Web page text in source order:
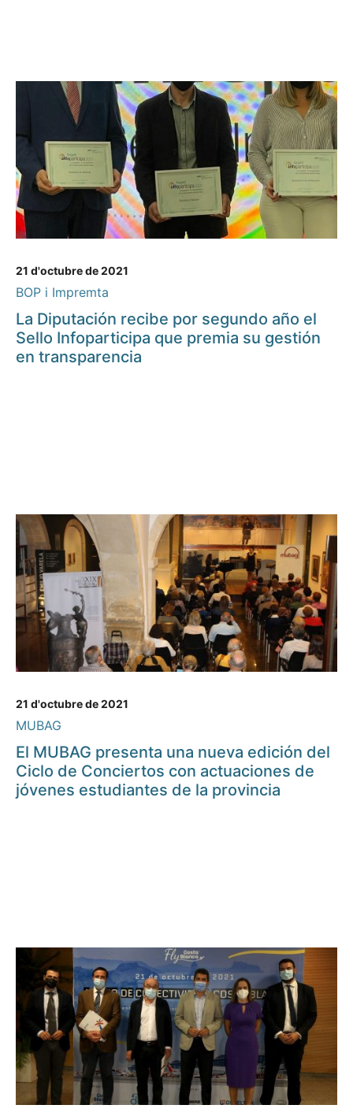
21 d'octubre de 2021
BOP i Impremta
La Diputación recibe por segundo año el
Sello Infoparticipa que premia su gestión
en transparencia
21 d'octubre de 2021
MUBAG
El MUBAG presenta una nueva edición del
Ciclo de Conciertos con actuaciones de
jóvenes estudiantes de la provincia